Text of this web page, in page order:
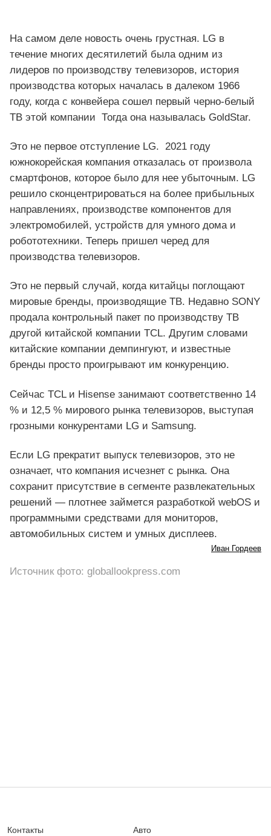
На самом деле новость очень грустная. LG в
течение многих десятилетий была одним из
лидеров по производству телевизоров, история
производства которых началась в далеком 1966
году, когда с конвейера сошел первый черно-белый
ТВ этой компании Тогда она называлась GoldStar.
Это не первое отступление LG. 2021 году
южнокорейская компания отказалась от произвола
смартфонов, которое было для нее убыточным. LG
решило сконцентрироваться на более прибыльных
направлениях, производстве компонентов для
электромобилей, устройств для умного дома и
робототехники. Теперь пришел черед для
производства телевизоров.
Это не первый случай, когда китайцы поглощают
мировые бренды, производящие ТВ. Недавно SONY
продала контрольный пакет по производству ТВ
другой китайской компании TCL. Другим словами
китайские компании демпингуют, и известные
бренды просто проигрывают им конкуренцию.
Сейчас TCL и Hisense занимают соответственно 14
% и 12,5 % мирового рынка телевизоров, выступая
грозными конкурентами LG и Samsung.
Если LG прекратит выпуск телевизоров, это не
означает, что компания исчезнет с рынка. Она
сохранит присутствие в сегменте развлекательных
решений — плотнее займется разработкой webOS и
программными средствами для мониторов,
автомобильных систем и умных дисплеев.
Иван Гордеев
Источник фото: globallookpress.com
Контакты Авто